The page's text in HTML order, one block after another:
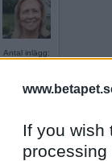
If you wish
Antal inlägg:
2242
Jelenas77